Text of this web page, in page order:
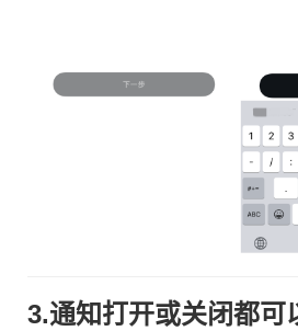
3.通知打开或关闭都可